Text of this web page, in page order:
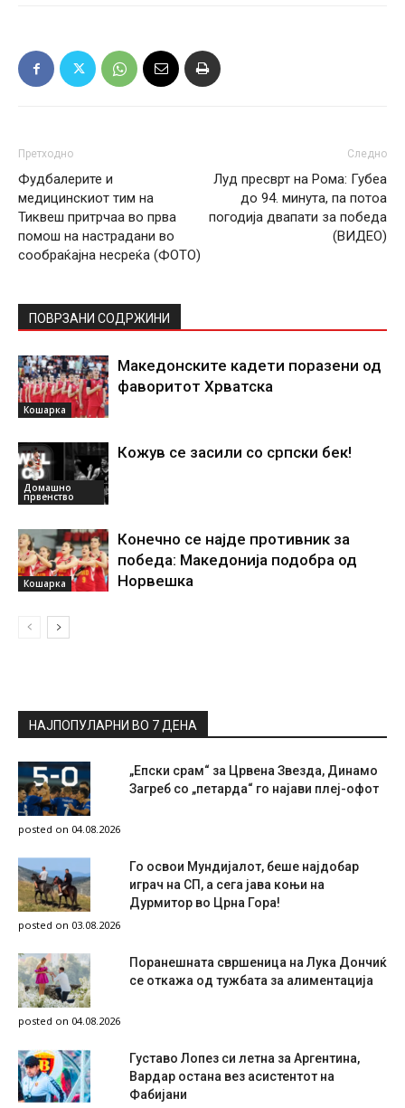
Претходно
Фудбалерите и
медицинскиот тим на
Тиквеш притрчаа во прва
помош на настрадани во
сообраќајна несреќа (ФОТО)
Следно
Луд пресврт на Рома: Губеа
до 94. минута, па потоа
погодија двапати за победа
(ВИДЕО)
ПОВРЗАНИ СОДРЖИНИ
Кошарка
Македонските кадети поразени од
фаворитот Хрватска
Домашно
првенство
Кожув се засили со српски бек!
Кошарка
Конечно се најде противник за
победа: Македонија подобра од
Норвешка
НАЈПОПУЛАРНИ ВО 7 ДЕНА
„Епски срам“ за Црвена Звезда, Динамо
Загреб со „петарда“ го најави плеј-офот
posted on 04.08.2026
Го освои Мундијалот, беше најдобар
играч на СП, а сега јава коњи на
Дурмитор во Црна Гора!
posted on 03.08.2026
Поранешната свршеница на Лука Дончиќ
се откажа од тужбата за алиментација
posted on 04.08.2026
Густаво Лопез си летна за Аргентина,
Вардар остана вез асистентот на
Фабијани